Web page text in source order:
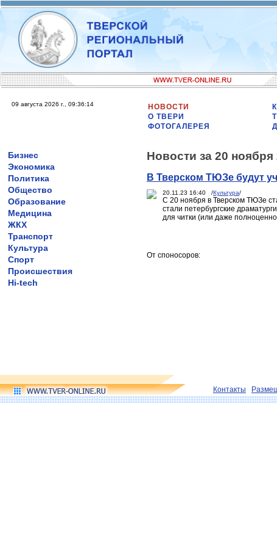
09 августа 2026 г., 09:36:14
НОВОСТИ
О ТВЕРИ
ФОТОГАЛЕРЕЯ
Бизнес
Экономика
Политика
Общество
Образование
Медицина
ЖКХ
Транспорт
Культура
Спорт
Происшествия
Hi-tech
Новости за 20 ноября
В Тверском ТЮЗе будут
20.11.23 16:40 /Культура/
С 20 ноября в Тверском ТЮЗе
стали петербургские
для читки (или даже
От споносоров:
Контакты